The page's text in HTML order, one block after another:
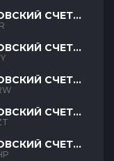
СЧЕТ
СЧЕТ
СЧЕТ
СЧЕТ
СЧЕТ